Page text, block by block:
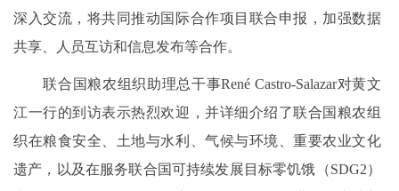
深入交流，将共同推动国际合作项目联合申报，加强数据
共享、人员互访和信息发布等合作。
联合国粮农组织助理总干事René Castro-Salazar对黄文
江一行的到访表示热烈欢迎，并详细介绍了联合国粮农组
织在粮食安全、土地与水利、气候与环境、重要农业文化
遗产，以及在服务联合国可持续发展目标零饥饿（SDG2）